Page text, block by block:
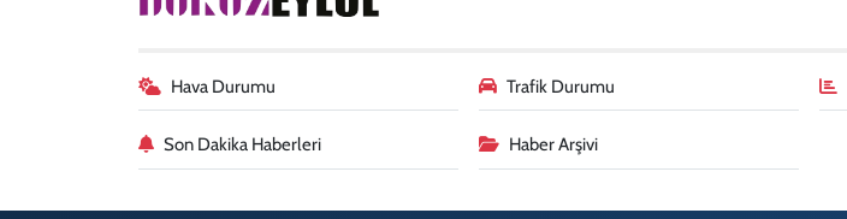
Hava Durumu Trafik Durumu
Son Dakika Haberleri Haber Arşivi